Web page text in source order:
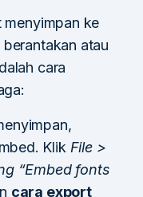
menyimpan ke
atau
cara
Klik File >
“Embed fonts
cara export